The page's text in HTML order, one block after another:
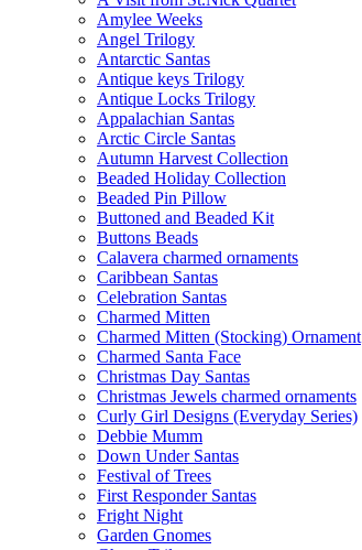
Amylee Weeks
Angel Trilogy
Antarctic Santas
Antique keys Trilogy
Antique Locks Trilogy
Appalachian Santas
Arctic Circle Santas
Autumn Harvest Collection
Beaded Holiday Collection
Beaded Pin Pillow
Buttoned and Beaded Kit
Buttons Beads
Calavera charmed ornaments
Caribbean Santas
Celebration Santas
Charmed Mitten
Charmed Mitten (Stocking) Ornament
Charmed Santa Face
Christmas Day Santas
Christmas Jewels charmed ornaments
Curly Girl Designs (Everyday Series)
Debbie Mumm
Down Under Santas
Festival of Trees
First Responder Santas
Fright Night
Garden Gnomes